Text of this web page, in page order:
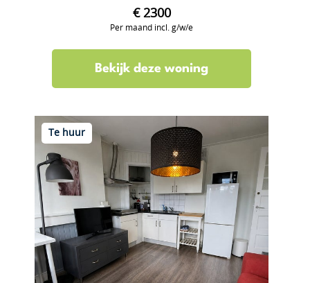
€ 2300
Per maand incl. g/w/e
Bekijk deze woning
Te huur